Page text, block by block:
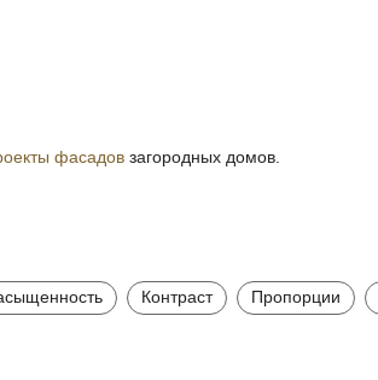
фасадов загородных домов.
Контраст Пропорции